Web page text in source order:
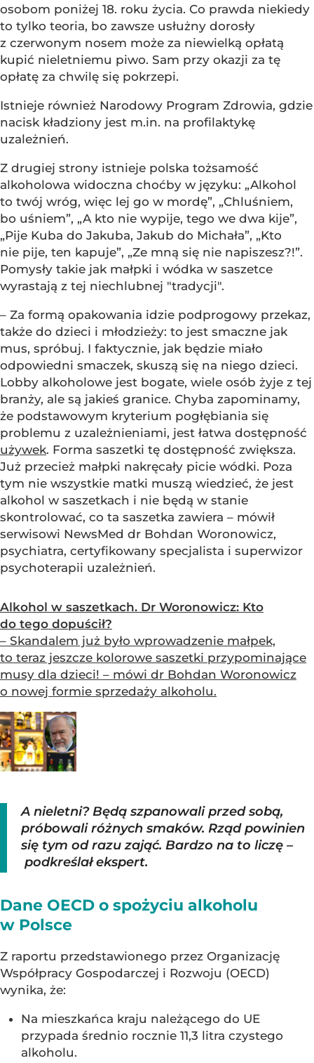
osobom poniżej 18. roku życia. Co prawda niekiedy
to tylko teoria, bo zawsze usłużny dorosły
z czerwonym nosem może za niewielką opłatą
kupić nieletniemu piwo. Sam przy okazji za tę
opłatę za chwilę się pokrzepi.
Istnieje również Narodowy Program Zdrowia, gdzie
nacisk kładziony jest m.in. na profilaktykę
uzależnień.
Z drugiej strony istnieje polska tożsamość
alkoholowa widoczna choćby w języku: „Alkohol
to twój wróg, więc lej go w mordę”, „Chluśniem,
bo uśniem”, „A kto nie wypije, tego we dwa kije”,
„Pije Kuba do Jakuba, Jakub do Michała”, „Kto
nie pije, ten kapuje”, „Ze mną się nie napiszesz?!”.
Pomysły takie jak małpki i wódka w saszetce
wyrastają z tej niechlubnej "tradycji".
– Za formą opakowania idzie podprogowy przekaz,
także do dzieci i młodzieży: to jest smaczne jak
mus, spróbuj. I faktycznie, jak będzie miało
odpowiedni smaczek, skuszą się na niego dzieci.
Lobby alkoholowe jest bogate, wiele osób żyje z tej
branży, ale są jakieś granice. Chyba zapominamy,
że podstawowym kryterium pogłębiania się
problemu z uzależnieniami, jest łatwa dostępność
używek. Forma saszetki tę dostępność zwiększa.
Już przecież małpki nakręcały picie wódki. Poza
tym nie wszystkie matki muszą wiedzieć, że jest
alkohol w saszetkach i nie będą w stanie
skontrolować, co ta saszetka zawiera – mówił
serwisowi NewsMed dr Bohdan Woronowicz,
psychiatra, certyfikowany specjalista i superwizor
psychoterapii uzależnień.
Alkohol w saszetkach. Dr Woronowicz: Kto
do tego dopuścił?
– Skandalem już było wprowadzenie małpek,
to teraz jeszcze kolorowe saszetki przypominające
musy dla dzieci! – mówi dr Bohdan Woronowicz
o nowej formie sprzedaży alkoholu.
A nieletni? Będą szpanowali przed sobą,
próbowali różnych smaków. Rząd powinien
się tym od razu zająć. Bardzo na to liczę –
podkreślał ekspert.
Dane OECD o spożyciu alkoholu
w Polsce
Z raportu przedstawionego przez Organizację
Współpracy Gospodarczej i Rozwoju (OECD)
wynika, że:
Na mieszkańca kraju należącego do UE
przypada średnio rocznie 11,3 litra czystego
alkoholu.